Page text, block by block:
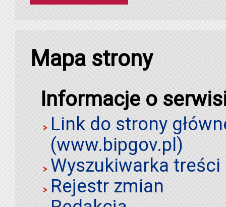
Mapa strony
Informacje o
Link do strony
(www.bipgov.pl)
Wyszukiwarka
Rejestr zmian